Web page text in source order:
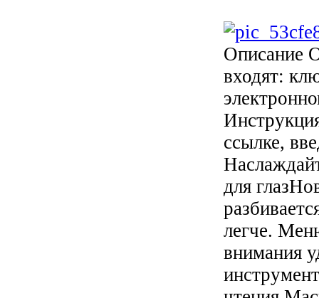
Описание
входят:
ссылке,
для
легче.
внимания